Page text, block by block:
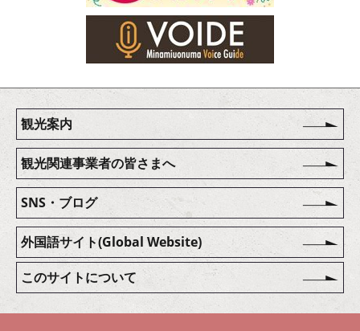
観光案内
観光関連事業者の皆さまへ
SNS・ブログ
外国語サイト(Global Website)
このサイトについて